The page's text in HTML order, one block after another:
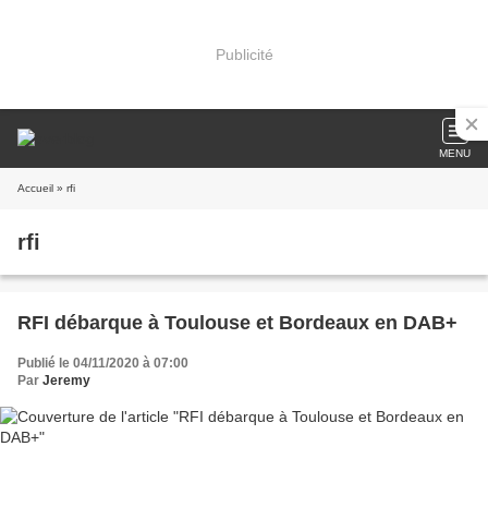
Publicité
MENU
Accueil » rfi
rfi
RFI débarque à Toulouse et Bordeaux en DAB+
Publié le 04/11/2020 à 07:00
Par Jeremy